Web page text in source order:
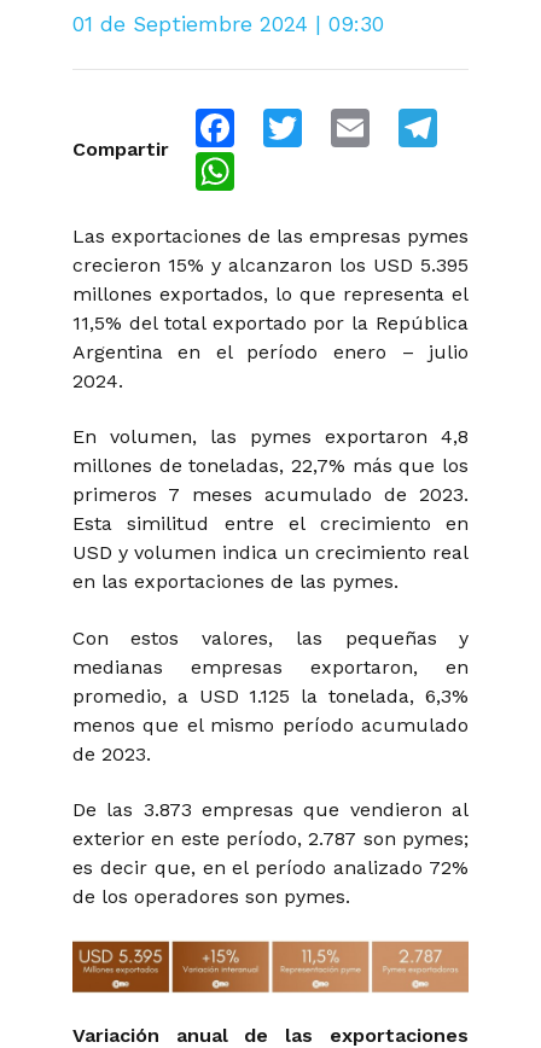
01 de Septiembre 2024 | 09:30
Compartir
FacebookTwitter Email
Las exportaciones de las empresas pymes
crecieron 15% y alcanzaron los USD 5.395
millones exportados, lo que representa el
11,5% del total exportado por la República
Argentina en el período enero – julio
2024.
En volumen, las pymes exportaron 4,8
millones de toneladas, 22,7% más que los
primeros 7 meses acumulado de 2023.
Esta similitud entre el crecimiento en
USD y volumen indica un crecimiento real
en las exportaciones de las pymes.
Con estos valores, las pequeñas y
medianas empresas exportaron, en
promedio, a USD 1.125 la tonelada, 6,3%
menos que el mismo período acumulado
de 2023.
De las 3.873 empresas que vendieron al
exterior en este período, 2.787 son pymes;
es decir que, en el período analizado 72%
de los operadores son pymes.
Variación anual de las exportaciones